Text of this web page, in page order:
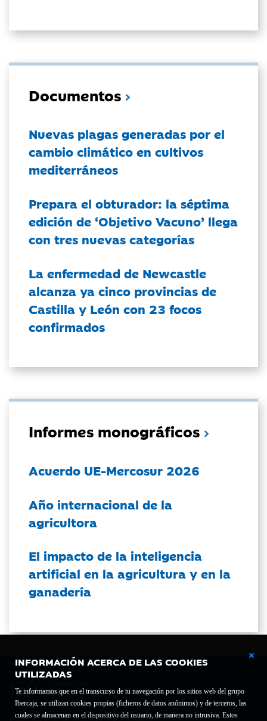
INFORMACIÓN ACERCA DE LAS COOKIES
UTILIZADAS
Te informamos que en el transcurso de tu navegación por los sitios web del grupo
Ibercaja, se utilizan cookies propias (ficheros de datos anónimos) y de terceros, las
cuales se almacenan en el dispositivo del usuario, de manera no intrusiva. Estos
Documentos
Nuevas plagas generadas por el
cambio climático en cultivos
mediterráneos
Prepara el obturador: la séptima
edición de ‘Objetivo Vacuno’ llega
con tres nuevas categorías
La enfermedad de Newcastle
alcanza ya cinco provincias de
Castilla y León con 23 focos
confirmados
Informes monográficos
Acuerdo UE-Mercosur 2026
Año internacional de la
agricultora
El impacto de la inteligencia
artificial en la agricultura y en la
ganadería